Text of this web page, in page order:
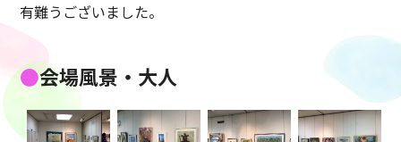
有難うございました。
会場風景・大人